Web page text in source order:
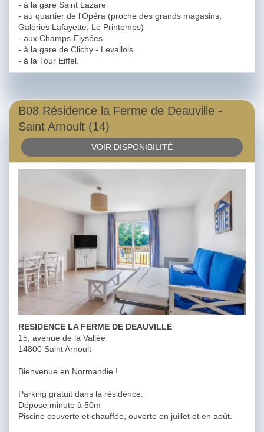
- à la gare Saint Lazare
- au quartier de l'Opéra (proche des grands magasins,
Galeries Lafayette, Le Printemps)
- aux Champs-Elysées
- à la gare de Clichy - Levallois
- à la Tour Eiffel.
B08 Résidence la Ferme de Deauville -
Saint Arnoult (14)
VOIR DISPONIBILITÉ
RESIDENCE LA FERME DE DEAUVILLE
15, avenue de la Vallée
14800 Saint Arnoult
Bienvenue en Normandie !
Parking gratuit dans la résidence.
Dépose minute à 50m
Piscine couverte et chauffée, ouverte en juillet et en août.